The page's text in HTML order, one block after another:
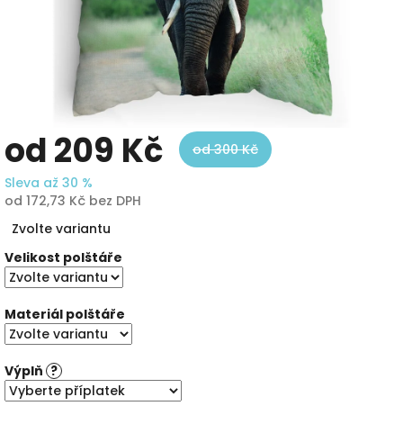
od209 Kč
od 300 Kč
Sleva až 30 %
od 172,73 Kč bez DPH
cena:
Zvolte variantu
Velikost polštáře
Materiál polštáře
Výplň ?